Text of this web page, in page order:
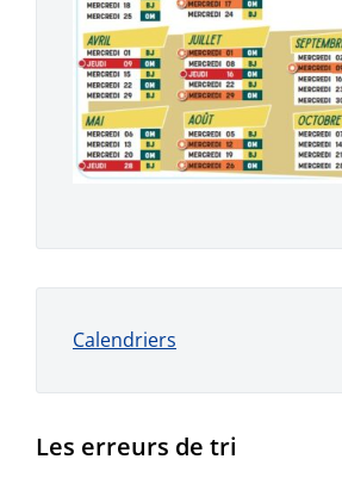
Calendriers
Les erreurs de tri